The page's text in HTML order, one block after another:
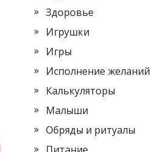
Здоровье
Игрушки
Игры
Исполнение желаний
Калькуляторы
Малыши
Обряды и ритуалы